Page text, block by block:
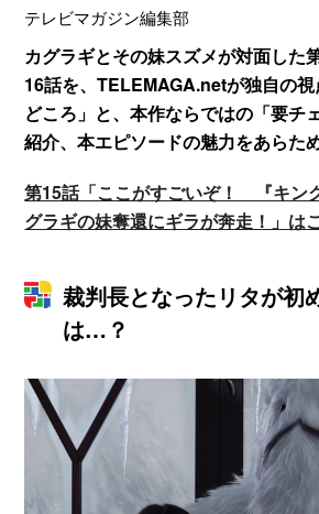
テレビマガジン編集部
カグラギとその妹スズメが対面した
16話を、TELEMAGA.netが独自の
どころ」と、本作ならではの「要チ
紹介、本エピソードの魅力をあらた
第15話「ここがすごいぞ！ 『キン
グラギの妹奪還にギラが奔走！」は
裁判長となったリタが初
は…？